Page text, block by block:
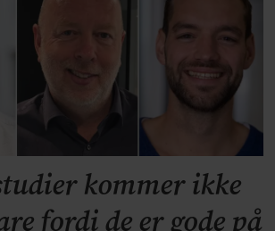
kommer ikke
fordi de er gode på